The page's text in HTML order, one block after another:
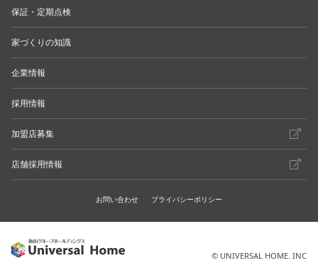
保証・定期点検
家づくりの知識
企業情報
採用情報
加盟店募集
店舗採用情報
お問い合わせ プライバシーポリシー
© UNIVERSAL HOME. INC